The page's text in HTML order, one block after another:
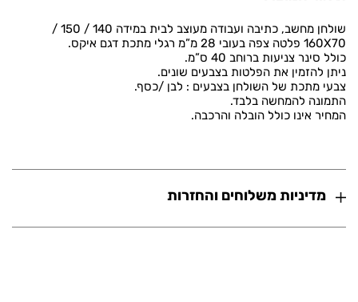
שולחן מחשב, כתיבה ועבודה מעוצב לבית במידה 140 / 150 /
160X70 פלטה צפה בעובי 28 מ”מ רגלי מתכת דגם איקס.
כולל סינר צניעות ברוחב 40 ס”מ.
ניתן להזמין את הפלטות בצבעים שונים.
צבעי מתכת של השולחן בצבעים : לבן /כסף.
התמונה להמחשה בלבד.
המחיר אינו כולל הובלה והרכבה.
מדיניות משלוחים והחזרות